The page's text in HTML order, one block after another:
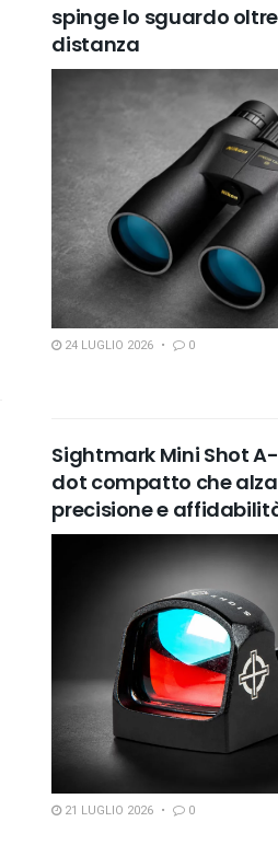
spinge lo sguardo
distanza
24 LUGLIO 2026 0
Sightmark Mini Shot
dot compatto che
precisione e
21 LUGLIO 2026 0